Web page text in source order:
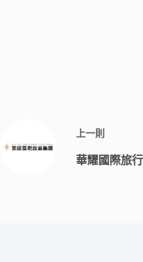
上一則
華耀國際旅